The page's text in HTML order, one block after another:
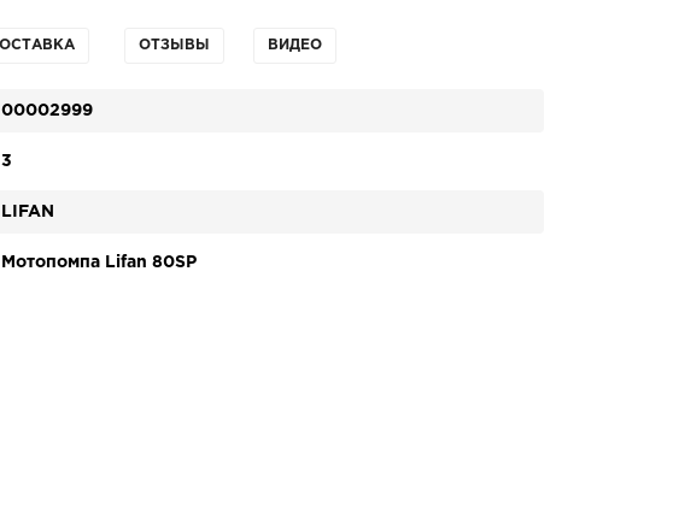
ОТЗЫВЫ ВИДЕО
00002999
3
LIFAN
Мотопомпа Lifan 80SP